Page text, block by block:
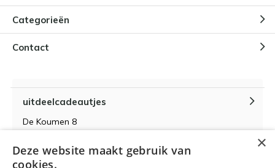
Categorieën
Contact
uitdeelcadeautjes
De Koumen 8
KvK-nummer 14087571
×
Deze website maakt gebruik van
cookies.